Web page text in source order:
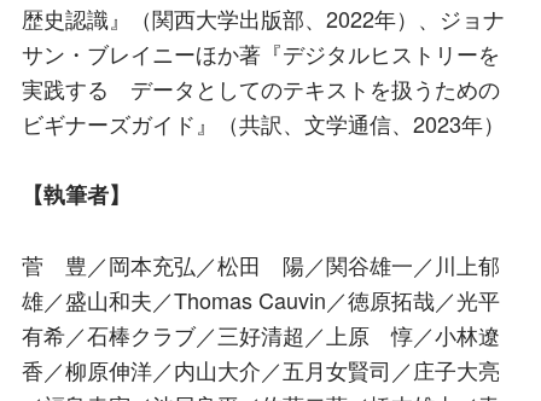
歴史認識』（関西大学出版部、2022年）、ジョナ
サン・ブレイニーほか著『デジタルヒストリーを
実践する データとしてのテキストを扱うための
ビギナーズガイド』（共訳、文学通信、2023年）
【執筆者】
菅 豊／岡本充弘／松田 陽／関谷雄一／川上郁
雄／盛山和夫／Thomas Cauvin／徳原拓哉／光平
有希／石棒クラブ／三好清超／上原 惇／小林遼
香／柳原伸洋／内山大介／五月女賢司／庄子大亮